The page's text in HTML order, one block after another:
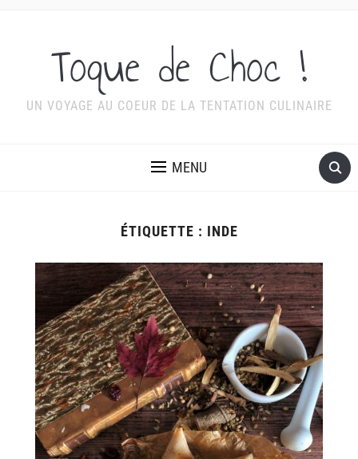
Toque de Choc !
UN VOYAGE AU COEUR DE LA TENTATION CULINAIRE
MENU
ÉTIQUETTE : INDE